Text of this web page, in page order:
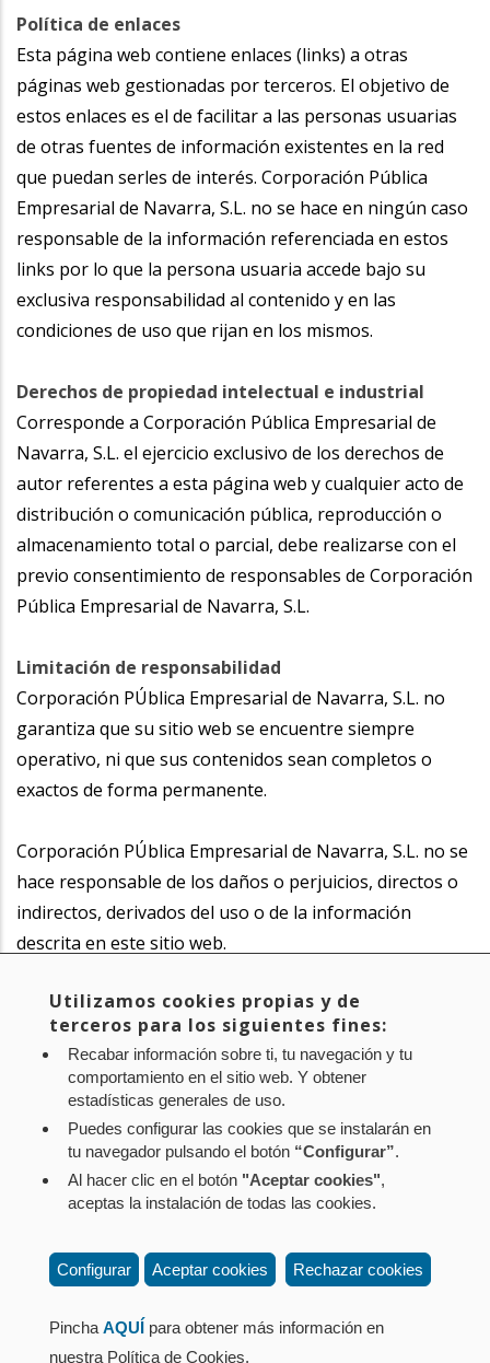
Política de enlaces
Esta página web contiene enlaces (links) a otras
páginas web gestionadas por terceros. El objetivo de
estos enlaces es el de facilitar a las personas usuarias
de otras fuentes de información existentes en la red
que puedan serles de interés. Corporación Pública
Empresarial de Navarra, S.L. no se hace en ningún caso
responsable de la información referenciada en estos
links por lo que la persona usuaria accede bajo su
exclusiva responsabilidad al contenido y en las
condiciones de uso que rijan en los mismos.
Derechos de propiedad intelectual e industrial
Corresponde a Corporación Pública Empresarial de
Navarra, S.L. el ejercicio exclusivo de los derechos de
autor referentes a esta página web y cualquier acto de
distribución o comunicación pública, reproducción o
almacenamiento total o parcial, debe realizarse con el
previo consentimiento de responsables de Corporación
Pública Empresarial de Navarra, S.L.
Limitación de responsabilidad
Corporación PÚblica Empresarial de Navarra, S.L. no
garantiza que su sitio web se encuentre siempre
operativo, ni que sus contenidos sean completos o
exactos de forma permanente.
Corporación PÚblica Empresarial de Navarra, S.L. no se
hace responsable de los daños o perjuicios, directos o
indirectos, derivados del uso o de la información
descrita en este sitio web.
Por tanto, el Corporación PÚblica Empresarial de
Navarra, S.L. se reserva el derecho de modificar las
especificaciones de los productos y servicios de este
sitio web.
Política de privacidad
Política de cookies
Contacto: Paseo de Sarasate nº 38, 2º Dcha - 31001
Pamplona (Navarra) Tel.: 848 42 08 72
corporacion@cpen.es
Utilizamos cookies propias y de
terceros para los siguientes fines:
Recabar información sobre ti, tu navegación y tu
comportamiento en el sitio web. Y obtener
estadísticas generales de uso.
Puedes configurar las cookies que se instalarán en
tu navegador pulsando el botón “Configurar”.
Al hacer clic en el botón "Aceptar cookies",
aceptas la instalación de todas las cookies.
Configurar Aceptar cookies Rechazar cookies
Pincha AQUÍ para obtener más información en
nuestra Política de Cookies.